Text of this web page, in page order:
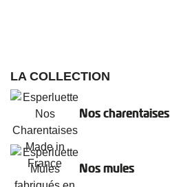
LA COLLECTION
Nos charentaises
Nos mules